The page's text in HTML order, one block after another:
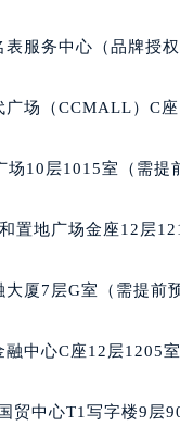
区七经街宝玑售后服
区解放大街宝玑售后
中央大街宝玑售后
区石油大街宝玑售
市府路与渤海大街
中街路83号亨得利
街1号王府井东方广
服务中心（品牌授
场（CCMALL）C
10层1015室（需提
置地广场金座12层
厦7层G室（需提前
中心C座12层1205室
贸中心T1写字楼9层